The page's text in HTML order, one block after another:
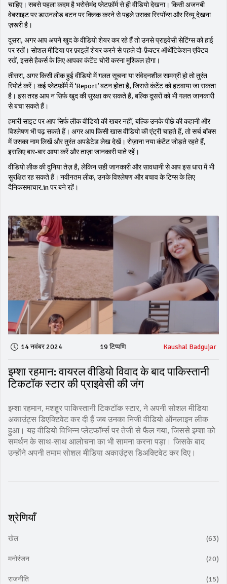
चाहिए। सबसे पहला कदम है भरोसेमंद प्लेटफ़ॉर्म से ही वीडियो देखना। किसी अजनबी
वेबसाइट पर डाउनलोड बटन पर क्लिक करने से पहले उसका रिस्पॉन्स और रिव्यू देखना
ज़रूरी है।
दूसरा, अगर आप अपने खुद के वीडियो शेयर कर रहे हैं तो उनसे प्राइवेसी सेटिंग्स को हाई
पर रखें। सोशल मीडिया पर फ़ाइलें शेयर करने से पहले दो‑फ़ैक्टर ऑथेंटिकेशन एक्टिव
रखें, इससे हैकर्स के लिए आपका कंटेंट चोरी करना मुश्किल होगा।
तीसरा, अगर किसी लीक हुई वीडियो में गलत सूचना या संवेदनशील सामग्री हो तो तुरंत
रिपोर्ट करें। कई प्लेटफ़ॉर्म में ‘Report’ बटन होता है, जिससे कंटेंट को हटवाया जा सकता
है। इस तरह आप न सिर्फ खुद की सुरक्षा कर सकते हैं, बल्कि दूसरों को भी गलत जानकारी
से बचा सकते हैं।
हमारी साइट पर आप सिर्फ लीक वीडियो की खबर नहीं, बल्कि उनके पीछे की कहानी और
विश्लेषण भी पढ़ सकते हैं। अगर आप किसी खास वीडियो की एंट्री चाहते हैं, तो सर्च बॉक्स
में उसका नाम लिखें और तुरंत अपडेटेड लेख देखें। रोज़ाना नया कंटेंट जोड़ते रहते हैं,
इसलिए बार‑बार आया करें और ताज़ा जानकारी पाते रहें।
वीडियो लीक की दुनिया तेज़ है, लेकिन सही जानकारी और सावधानी से आप इस धारा में भी
सुरक्षित रह सकते हैं। नवीनतम लीक, उनके विश्लेषण और बचाव के टिप्स के लिए
दैनिकसमाचार.in पर बने रहें।
14 नवंबर 2024 19 टिप्पणि Kaushal Badgujar
इम्शा रहमान: वायरल वीडियो विवाद के बाद पाकिस्तानी
टिकटॉक स्टार की प्राइवेसी की जंग
इम्शा रहमान, मशहूर पाकिस्तानी टिकटॉक स्टार, ने अपनी सोशल मीडिया
अकाउंट्स डिएक्टिवेट कर दी हैं जब उनका निजी वीडियो ऑनलाइन लीक
हुआ। यह वीडियो विभिन्न प्लेटफॉर्म्स पर तेजी से फैल गया, जिससे इम्शा को
समर्थन के साथ-साथ आलोचना का भी सामना करना पड़ा। जिसके बाद
उन्होंने अपनी तमाम सोशल मीडिया अकाउंट्स डिअक्टिवेट कर दिए।
श्रेणियाँ
खेल (63)
मनोरंजन (20)
राजनीति (15)